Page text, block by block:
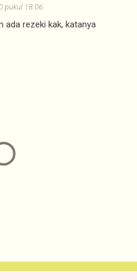
pukul 18.06
ada rezeki kak, katanya